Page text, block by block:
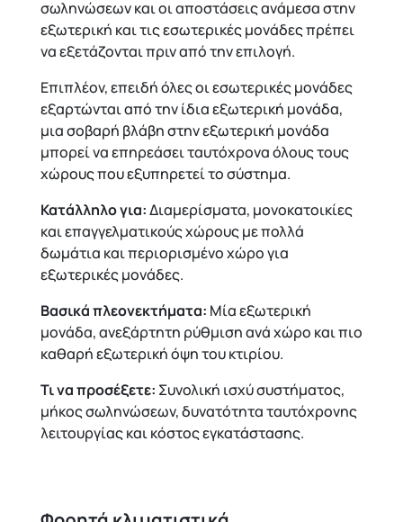
σωληνώσεων και οι αποστάσεις ανάμεσα στην
εξωτερική και τις εσωτερικές μονάδες πρέπει
να εξετάζονται πριν από την επιλογή.
Επιπλέον, επειδή όλες οι εσωτερικές μονάδες
εξαρτώνται από την ίδια εξωτερική μονάδα,
μια σοβαρή βλάβη στην εξωτερική μονάδα
μπορεί να επηρεάσει ταυτόχρονα όλους τους
χώρους που εξυπηρετεί το σύστημα.
Κατάλληλο για:Διαμερίσματα, μονοκατοικίες
και επαγγελματικούς χώρους με πολλά
δωμάτια και περιορισμένο χώρο για
εξωτερικές μονάδες.
Βασικά πλεονεκτήματα: Μία εξωτερική
μονάδα, ανεξάρτητη ρύθμιση ανά χώρο και πιο
καθαρή εξωτερική όψη του κτιρίου.
Τι να προσέξετε: Συνολική ισχύ συστήματος,
μήκος σωληνώσεων, δυνατότητα ταυτόχρονης
λειτουργίας και κόστος εγκατάστασης.